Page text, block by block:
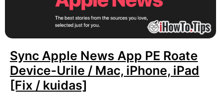
Sync Apple News App PE Roate
Device-Urile / Mac, iPhone, iPad
[Fix / kuidas]